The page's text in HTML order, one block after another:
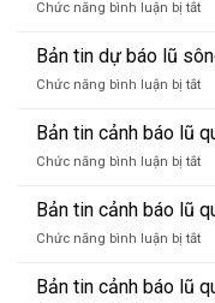
Chức năng bình luận bị tắtở
tin
báo
Bản tin dự báo lũ
Chức năng bình luận bị tắtở
tin
báo
Bản tin cảnh báo lũ
Chức năng bình luận bị tắtở
tin
báo
Bản tin cảnh báo lũ
Chức năng bình luận bị tắtở
tin
Bản tin cảnh báo lũ